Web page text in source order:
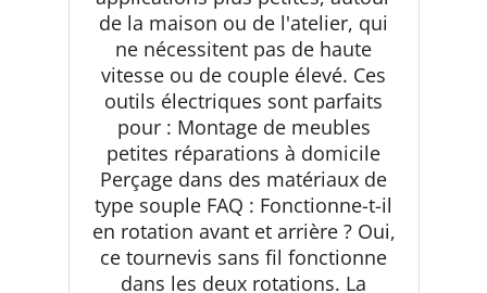
de la maison ou de l'atelier, qui
ne nécessitent pas de haute
vitesse ou de couple élevé. Ces
outils électriques sont parfaits
pour : Montage de meubles
petites réparations à domicile
Perçage dans des matériaux de
type souple FAQ : Fonctionne-t-il
en rotation avant et arrière ? Oui,
ce tournevis sans fil fonctionne
dans les deux rotations. La